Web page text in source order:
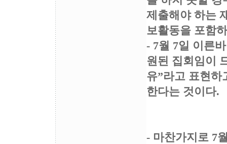
제출해야 하는
보활동을 포함
- 7월 7일 이른
원된 집회임이
유”라고 표현하
한다는 것이다.
- 마찬가지로 7